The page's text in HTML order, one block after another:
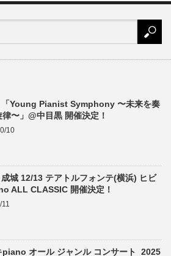
「Young Pianist Symphony 〜未来を奏
〜」@中目黒 開催決定！
10
城 12/13 テアトルフォンテ(横浜) ヒビ
ALL CLASSIC 開催決定！
piano オール ジャンル コンサート 2025